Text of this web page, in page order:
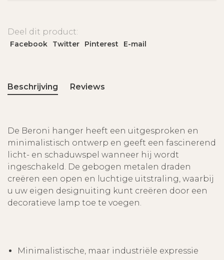
Deel dit product:
Facebook Twitter Pinterest E-mail
Beschrijving Reviews
De Beroni hanger heeft een uitgesproken en
minimalistisch ontwerp en geeft een fascinerend
licht- en schaduwspel wanneer hij wordt
ingeschakeld. De gebogen metalen draden
creëren een open en luchtige uitstraling, waarbij
u uw eigen designuiting kunt creëren door een
decoratieve lamp toe te voegen.
Minimalistische, maar industriële expressie